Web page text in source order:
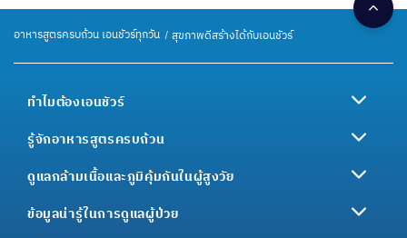
อาหารสูตรครบถ้วน เอนชัวร์ทุกวัน สุขภาพดีสร้างได้กับเอนชัวร์
ทำไมต้องเอนชัวร์
รู้จักอาหารสูตรครบถ้วน
ดูแลกล้ามเนื้อและภูมิคุ้มกันในผู้สูงวัย
ข้อมูลน่ารู้ในการดูแลผู้ป่วย